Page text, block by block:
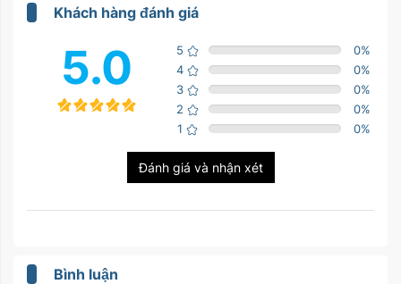
Khách hàng đánh giá
5.0 5 0%
4
0%
3
0%
2
0%
1
0%
Đánh giá và nhận xét
Bình luận